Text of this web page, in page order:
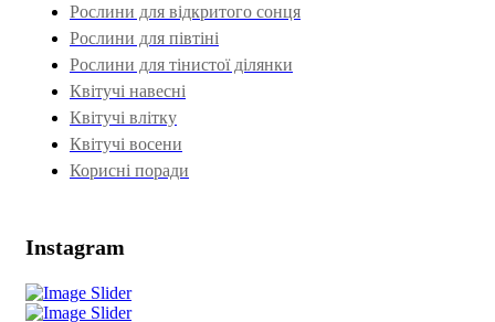
Рослини для відкритого сонця
Рослини для півтіні
Рослини для тінистої ділянки
Квітучі навесні
Квітучі влітку
Квітучі восени
Корисні поради
Instagram